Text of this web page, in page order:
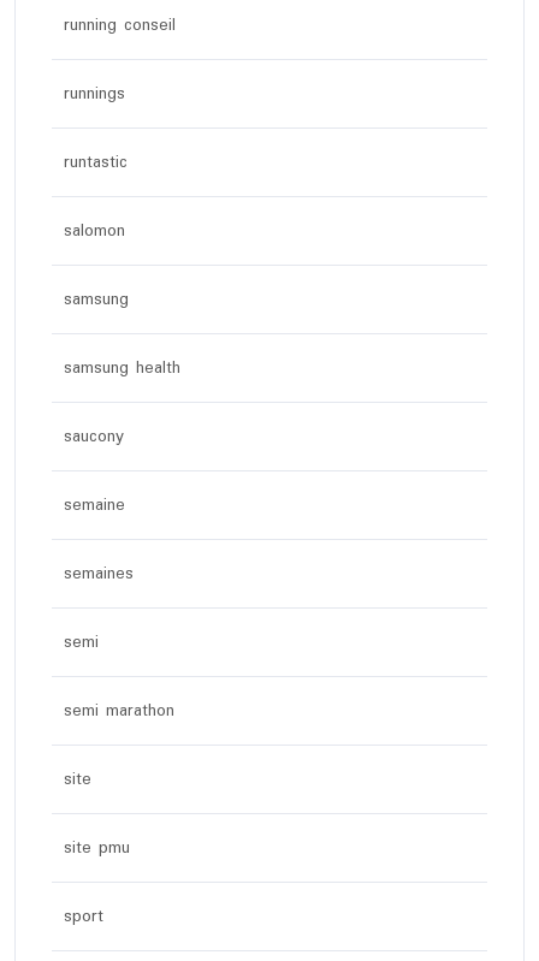
running conseil
runnings
runtastic
salomon
samsung
samsung health
saucony
semaine
semaines
semi
semi marathon
site
site pmu
sport